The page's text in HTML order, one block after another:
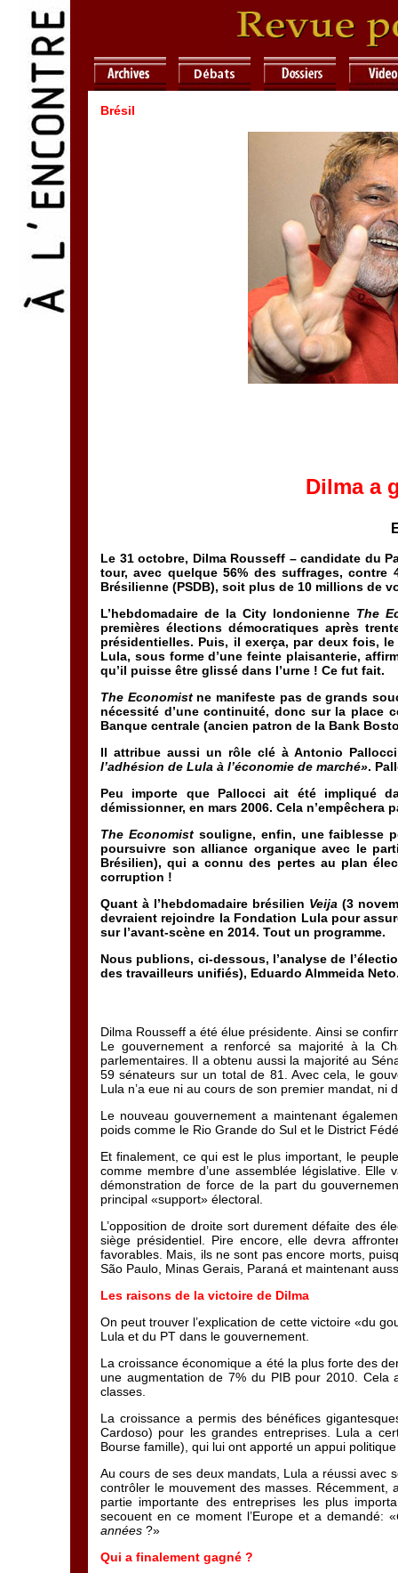
Brésil
Dilma a
Le 31 octobre, Dilma Rousseff –candidate du
tour, avec quelque 56% des suffrages, contre
Brésilienne (PSDB), soit plus de 10 millions de
L’hebdomadaire de la City londonienne The
premières élections démocratiques après
présidentielles. Puis, il exerça, par deux fois,
Lula, sous forme d’une feinte plaisanterie,
qu’il puisse être glissé dans l’urne ! Ce fut fait.
The Economistne manifeste pas de grands
nécessité d’une continuité, donc sur la place
Banque centrale (ancien patron de la Bank
Il attribue aussi un rôle clé à Antonio
l’adhésion de Lula à l’économie de marché».
Peu importe que Pallocci ait été impliqué
démissionner, en mars 2006. Cela n’empêchera
The Economistsouligne, enfin, une faiblesse
poursuivre son alliance organique avec le
Brésilien), qui a connu des pertes au plan
corruption !
Quant à l’hebdomadaire brésilien Veija (3
devraient rejoindre la Fondation Lula pour
sur l’avant-scène en 2014. Tout un programme.
Nous publions, ci-dessous, l’analyse de
des travailleurs unifiés), Eduardo Almmeida
Dilma Rousseff a été élue présidente. Ainsi se
Le gouvernement a renforcé sa majorité à la
parlementaires. Il a obtenu aussi la majorité au
59 sénateurs sur un total de 81. Avec cela, le
Lula n’a eue ni au cours de son premier mandat, ni
Le nouveau gouvernement a maintenant
poids comme le Rio Grande do Sul et le District
Et finalement, ce qui est le plus important, le
comme membre d’une assemblée législative.
démonstration de force de la part du
principal «support» électoral.
L’opposition de droite sort durement défaite des
siège présidentiel. Pire encore, elle devra
favorables. Mais, ils ne sont pas encore morts,
São Paulo, Minas Gerais, Paraná et maintenant
Les raisons de la victoire de Dilma
On peut trouver l’explication de cette victoire «du
Lula et du PT dans le gouvernement.
La croissance économique a été la plus forte des
une augmentation de 7% du PIB pour 2010. Cela
classes.
La croissance a permis des bénéfices
Cardoso) pour les grandes entreprises. Lula a
Bourse famille), qui lui ont apporté un appui
Au cours de ses deux mandats, Lula a réussi avec
contrôler le mouvement des masses. Récemment,
partie importante des entreprises les plus
secouent en ce moment l’Europe et a demandé: «
années ?»
Qui a finalement gagné ?